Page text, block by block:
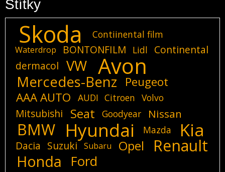
Štítky
Skoda Contiinental film
Waterdrop BONTONFILM Lidl
Continental
dermacol
VW Avon
Mercedes-Benz
Peugeot
AAA AUTO
AUDI Citroen Volvo
Mitsubishi Seat Goodyear Nissan
BMW Hyundai Mazda Kia
Dacia Suzuki Subaru Opel Renault
Honda Ford